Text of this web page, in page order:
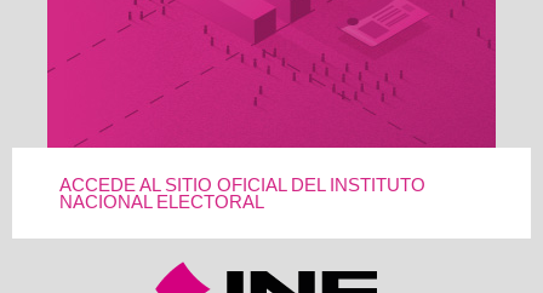
ACCEDE AL SITIO OFICIAL DEL INSTITUTO
NACIONAL ELECTORAL